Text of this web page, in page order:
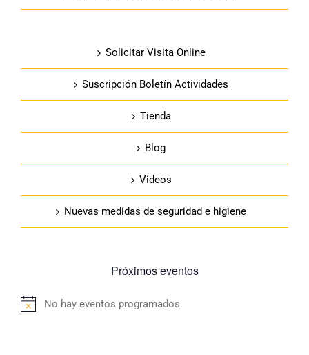
Solicitar Visita Online
Suscripción Boletín Actividades
Tienda
Blog
Videos
Nuevas medidas de seguridad e higiene
Próximos eventos
Aviso
No hay eventos programados.